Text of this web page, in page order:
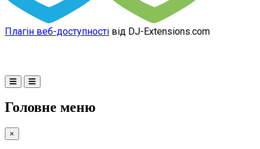
Плагін веб-доступності від DJ-Extensions.com
Головне меню
×